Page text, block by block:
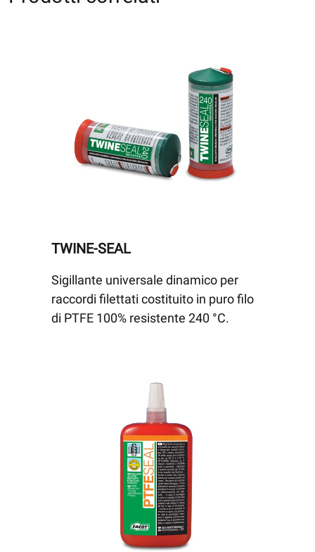
TWINE-SEAL
Sigillante universale dinamico per
raccordi filettati costituito in puro filo
di PTFE 100% resistente 240 °C.